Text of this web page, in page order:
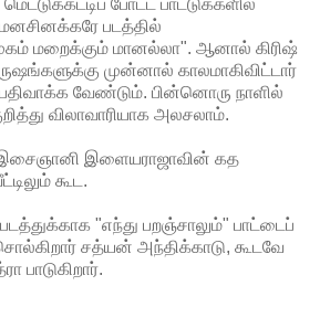
படத்தில்
மறைக்கும் மானல்லா". ஆனால் கிரிஷ்
முன்னால் காலமாகிவிட்டார்
வேண்டும். பின்னொரு நாளில்
விலாவாரியாக அலசலாம்.
இளையராஜாவின் கத
கூட.
"எந்து பறஞ்சாலும்" பாட்டைப்
சத்யன் அந்திக்காடு, கூடவே
பாடுகிறார்.